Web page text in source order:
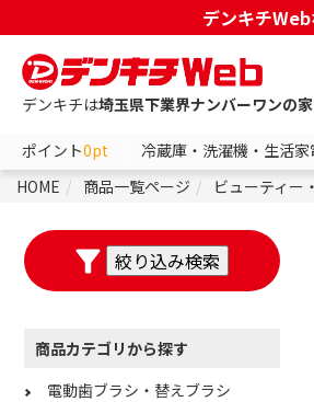
デンキチ
デンキチは埼玉県下業界ナンバーワンの
ポイント0pt 冷蔵庫・洗濯機・生活家
HOME
商品一覧ページ ビューティー
商品カテゴリから探す
電動歯ブラシ・替えブラシ